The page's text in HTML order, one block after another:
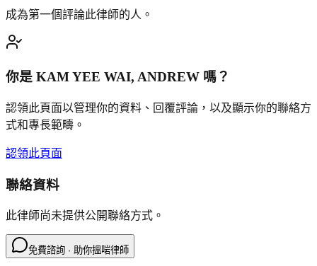
成為第一個評論此律師的人。
你是 KAM YEE WAI, ANDREW 嗎？
認領此頁面以管理你的資料、回覆評論，以及顯示你的聯絡方
式和專長範疇。
認領此頁面
聯絡資料
此律師尚未提供公開聯絡方式。
免費諮詢 · 助你搵啱律師